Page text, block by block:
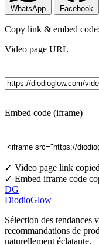
WhatsApp Facebook
Copy link & embed code:
Video page URL
Embed code (iframe)
✓ Video page link
✓ Embed iframe code
DG
DiodioGlow
Sélection des tendances
recommandations de
naturellement éclatante.